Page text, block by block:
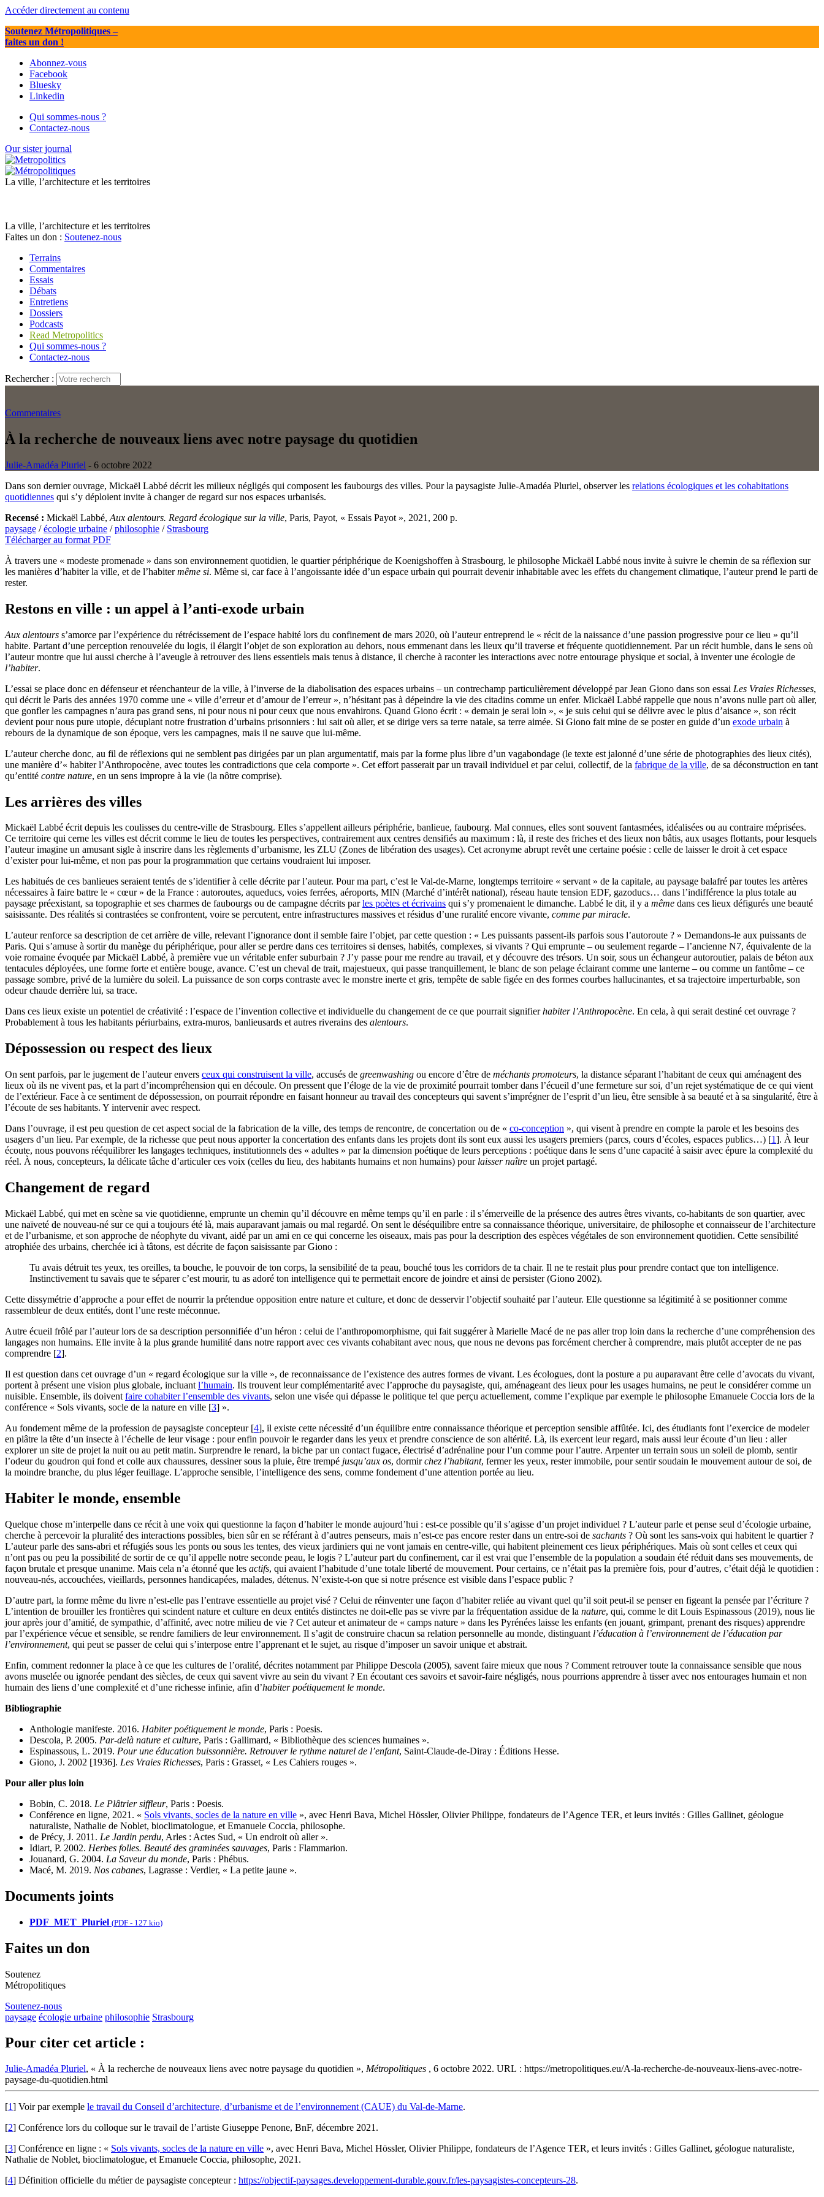
Accéder directement au contenu
Soutenez Métropolitiques–
faites un don !
Abonnez-vous
Facebook
Bluesky
Linkedin
Qui sommes-nous ?
Contactez-nous
Our sister journal
La ville, l’architecture et les territoires
La ville, l’architecture et les territoires
Faites un don : Soutenez-nous
Terrains
Commentaires
Essais
Débats
Entretiens
Dossiers
Podcasts
Read Metropolitics
Qui sommes-nous ?
Contactez-nous
Rechercher :
Commentaires
À la recherche de nouveaux liens avec notre paysage du quotidien
Julie-Amadéa Pluriel - 6 octobre 2022
Dans son dernier ouvrage, Mickaël Labbé décrit les milieux négligés qui composent les faubourgs des villes. Pour la paysagiste Julie-Amadéa Pluriel, observer les relations écologiques et les cohabitations
quotidiennes qui s’y déploient invite à changer de regard sur nos espaces urbanisés.
Recensé : Mickaël Labbé, Aux alentours. Regard écologique sur la ville, Paris, Payot, « Essais Payot », 2021, 200 p.
paysage /écologie urbaine /philosophie / Strasbourg
Télécharger au format PDF
À travers une « modeste promenade » dans son environnement quotidien, le quartier périphérique de Koenigshoffen à Strasbourg, le philosophe Mickaël Labbé nous invite à suivre le chemin de sa réflexion sur
les manières d’habiter la ville, et de l’habitermême si. Même si, car face à l’angoissante idée d’un espace urbain qui pourrait devenir inhabitable avec les effets du changement climatique, l’auteur prend le parti de
rester.
Restons en ville : un appel à l’anti-exode urbain
Aux alentours s’amorce par l’expérience du rétrécissement de l’espace habité lors du confinement de mars 2020, où l’auteur entreprend le « récit de la naissance d’une passion progressive pour ce lieu » qu’il
habite. Partant d’une perception renouvelée du logis, il élargit l’objet de son exploration au dehors, nous emmenant dans les lieux qu’il traverse et fréquente quotidiennement. Par un récit humble, dans le sens où
l’auteur montre que lui aussi cherche à l’aveugle à retrouver des liens essentiels mais tenus à distance, il cherche à raconter les interactions avec notre entourage physique et social, à inventer une écologie de
l’habiter.
L’essai se place donc en défenseur et réenchanteur de la ville, à l’inverse de la diabolisation des espaces urbains – un contrechamp particulièrement développé par Jean Giono dans son essai Les Vraies Richesses,
qui décrit le Paris des années 1970 comme une « ville d’erreur et d’amour de l’erreur », n’hésitant pas à dépeindre la vie des citadins comme un enfer. Mickaël Labbé rappelle que nous n’avons nulle part où aller,
que gonfler les campagnes n’aura pas grand sens, ni pour nous ni pour ceux que nous envahirons. Quand Giono écrit : « demain je serai loin », « je suis celui qui se délivre avec le plus d’aisance », son récit
devient pour nous pure utopie, décuplant notre frustration d’urbains prisonniers : lui sait où aller, et se dirige vers sa terre natale, sa terre aimée. Si Giono fait mine de se poster en guide d’un exode urbain à
rebours de la dynamique de son époque, vers les campagnes, mais il ne sauve que lui-même.
L’auteur cherche donc, au fil de réflexions qui ne semblent pas dirigées par un plan argumentatif, mais par la forme plus libre d’un vagabondage (le texte est jalonné d’une série de photographies des lieux cités),
une manière d’« habiter l’Anthropocène, avec toutes les contradictions que cela comporte ». Cet effort passerait par un travail individuel et par celui, collectif, de la fabrique de la ville, de sa déconstruction en tant
qu’entité contre nature, en un sens impropre à la vie (la nôtre comprise).
Les arrières des villes
Mickaël Labbé écrit depuis les coulisses du centre-ville de Strasbourg. Elles s’appellent ailleurs périphérie, banlieue, faubourg. Mal connues, elles sont souvent fantasmées, idéalisées ou au contraire méprisées.
Ce territoire qui cerne les villes est décrit comme le lieu de toutes les perspectives, contrairement aux centres densifiés au maximum : là, il reste des friches et des lieux non bâtis, aux usages flottants, pour lesquels
l’auteur imagine un amusant sigle à inscrire dans les règlements d’urbanisme, les ZLU (Zones de libération des usages). Cet acronyme abrupt revêt une certaine poésie : celle de laisser le droit à cet espace
d’exister pour lui-même, et non pas pour la programmation que certains voudraient lui imposer.
Les habitués de ces banlieues seraient tentés de s’identifier à celle décrite par l’auteur. Pour ma part, c’est le Val-de-Marne, longtemps territoire « servant » de la capitale, au paysage balafré par toutes les artères
nécessaires à faire battre le « cœur » de la France : autoroutes, aqueducs, voies ferrées, aéroports, MIN (Marché d’intérêt national), réseau haute tension EDF, gazoducs… dans l’indifférence la plus totale au
paysage préexistant, sa topographie et ses charmes de faubourgs ou de campagne décrits parles poètes et écrivains qui s’y promenaient le dimanche. Labbé le dit, il y a même dans ces lieux défigurés une beauté
saisissante. Des réalités si contrastées se confrontent, voire se percutent, entre infrastructures massives et résidus d’une ruralité encore vivante, comme par miracle.
L’auteur renforce sa description de cet arrière de ville, relevant l’ignorance dont il semble faire l’objet, par cette question : « Les puissants passent-ils parfois sous l’autoroute ? » Demandons-le aux puissants de
Paris. Qui s’amuse à sortir du manège du périphérique, pour aller se perdre dans ces territoires si denses, habités, complexes, si vivants ? Qui emprunte – ou seulement regarde – l’ancienne N7, équivalente de la
voie romaine évoquée par Mickaël Labbé, à première vue un véritable enfer suburbain ? J’y passe pour me rendre au travail, et y découvre des trésors. Un soir, sous un échangeur autoroutier, palais de béton aux
tentacules déployées, une forme forte et entière bouge, avance. C’est un cheval de trait, majestueux, qui passe tranquillement, le blanc de son pelage éclairant comme une lanterne – ou comme un fantôme – ce
passage sombre, privé de la lumière du soleil. La puissance de son corps contraste avec le monstre inerte et gris, tempête de sable figée en des formes courbes hallucinantes, et sa trajectoire imperturbable, son
odeur chaude derrière lui, sa trace.
Dans ces lieux existe un potentiel de créativité : l’espace de l’invention collective et individuelle du changement de ce que pourrait signifierhabiter l’Anthropocène. En cela, à qui serait destiné cet ouvrage ?
Probablement à tous les habitants périurbains, extra-muros, banlieusards et autres riverains des alentours.
Dépossession ou respect des lieux
On sent parfois, par le jugement de l’auteur envers ceux qui construisent la ville, accusés de greenwashing ou encore d’être de méchants promoteurs, la distance séparant l’habitant de ceux qui aménagent des
lieux où ils ne vivent pas, et la part d’incompréhension qui en découle. On pressent que l’éloge de la vie de proximité pourrait tomber dans l’écueil d’une fermeture sur soi, d’un rejet systématique de ce qui vient
de l’extérieur. Face à ce sentiment de dépossession, on pourrait répondre en faisant honneur au travail des concepteurs qui savent s’imprégner de l’esprit d’un lieu, être sensible à sa beauté et à sa singularité, être à
l’écoute de ses habitants. Y intervenir avec respect.
Dans l’ouvrage, il est peu question de cet aspect social de la fabrication de la ville, des temps de rencontre, de concertation ou de « co-conception », qui visent à prendre en compte la parole et les besoins des
usagers d’un lieu. Par exemple, de la richesse que peut nous apporter la concertation des enfants dans les projets dont ils sont eux aussi les usagers premiers (parcs, cours d’écoles, espaces publics…) [1]. À leur
écoute, nous pouvons rééquilibrer les langages techniques, institutionnels des « adultes » par la dimension poétique de leurs perceptions : poétique dans le sens d’une capacité à saisir avec épure la complexité du
réel. À nous, concepteurs, la délicate tâche d’articuler ces voix (celles du lieu, des habitants humains et non humains) pour laisser naître un projet partagé.
Changement de regard
Mickaël Labbé, qui met en scène sa vie quotidienne, emprunte un chemin qu’il découvre en même temps qu’il en parle : il s’émerveille de la présence des autres êtres vivants, co-habitants de son quartier, avec
une naïveté de nouveau-né sur ce qui a toujours été là, mais auparavant jamais ou mal regardé. On sent le déséquilibre entre sa connaissance théorique, universitaire, de philosophe et connaisseur de l’architecture
et de l’urbanisme, et son approche de néophyte du vivant, aidé par un ami en ce qui concerne les oiseaux, mais pas pour la description des espèces végétales de son environnement quotidien. Cette sensibilité
atrophiée des urbains, cherchée ici à tâtons, est décrite de façon saisissante par Giono :
Tu avais détruit tes yeux, tes oreilles, ta bouche, le pouvoir de ton corps, la sensibilité de ta peau, bouché tous les corridors de ta chair. Il ne te restait plus pour prendre contact que ton intelligence.
Instinctivement tu savais que te séparer c’est mourir, tu as adoré ton intelligence qui te permettait encore de joindre et ainsi de persister (Giono 2002).
Cette dissymétrie d’approche a pour effet de nourrir la prétendue opposition entre nature et culture, et donc de desservir l’objectif souhaité par l’auteur. Elle questionne sa légitimité à se positionner comme
rassembleur de deux entités, dont l’une reste méconnue.
Autre écueil frôlé par l’auteur lors de sa description personnifiée d’un héron : celui de l’anthropomorphisme, qui fait suggérer à Marielle Macé de ne pas aller trop loin dans la recherche d’une compréhension des
langages non humains. Elle invite à la plus grande humilité dans notre rapport avec ces vivants cohabitant avec nous, que nous ne devons pas forcément chercher à comprendre, mais plutôt accepter de ne pas
comprendre [2].
Il est question dans cet ouvrage d’un « regard écologique sur la ville », de reconnaissance de l’existence des autres formes de vivant. Les écologues, dont la posture a pu auparavant être celle d’avocats du vivant,
portent à présent une vision plus globale, incluant l’humain. Ils trouvent leur complémentarité avec l’approche du paysagiste, qui, aménageant des lieux pour les usages humains, ne peut le considérer comme un
nuisible. Ensemble, ils doivent faire cohabiter l’ensemble des vivants, selon une visée qui dépasse le politique tel que perçu actuellement, comme l’explique par exemple le philosophe Emanuele Coccia lors de la
conférence « Sols vivants, socle de la nature en ville [3] ».
Au fondement même de la profession de paysagiste concepteur[4], il existe cette nécessité d’un équilibre entre connaissance théorique et perception sensible affûtée. Ici, des étudiants font l’exercice de modeler
en plâtre la tête d’un insecte à l’échelle de leur visage : pour enfin pouvoir le regarder dans les yeux et prendre conscience de son altérité. Là, ils exercent leur regard, mais aussi leur écoute d’un lieu : aller
explorer un site de projet la nuit ou au petit matin. Surprendre le renard, la biche par un contact fugace, électrisé d’adrénaline pour l’un comme pour l’autre. Arpenter un terrain sous un soleil de plomb, sentir
l’odeur du goudron qui fond et colle aux chaussures, dessiner sous la pluie, être trempé jusqu’aux os, dormirchez l’habitant, fermer les yeux, rester immobile, pour sentir soudain le mouvement autour de soi, de
la moindre branche, du plus léger feuillage. L’approche sensible, l’intelligence des sens, comme fondement d’une attention portée au lieu.
Habiter le monde, ensemble
Quelque chose m’interpelle dans ce récit à une voix qui questionne la façon d’habiter le monde aujourd’hui : est-ce possible qu’il s’agisse d’un projet individuel ? L’auteur parle et pense seul d’écologie urbaine,
cherche à percevoir la pluralité des interactions possibles, bien sûr en se référant à d’autres penseurs, mais n’est-ce pas encore rester dans un entre-soi de sachants ? Où sont les sans-voix qui habitent le quartier ?
L’auteur parle des sans-abri et réfugiés sous les ponts ou sous les tentes, des vieux jardiniers qui ne vont jamais en centre-ville, qui habitent pleinement ces lieux périphériques. Mais où sont celles et ceux qui
n’ont pas ou peu la possibilité de sortir de ce qu’il appelle notre seconde peau, le logis ? L’auteur part du confinement, car il est vrai que l’ensemble de la population a soudain été réduit dans ses mouvements, de
façon brutale et presque unanime. Mais cela n’a étonné que les actifs, qui avaient l’habitude d’une totale liberté de mouvement. Pour certains, ce n’était pas la première fois, pour d’autres, c’était déjà le quotidien :
nouveau-nés, accouchées, vieillards, personnes handicapées, malades, détenus. N’existe-t-on que si notre présence est visible dans l’espace public ?
D’autre part, la forme même du livre n’est-elle pas l’entrave essentielle au projet visé ? Celui de réinventer une façon d’habiter reliée au vivant quel qu’il soit peut-il se penser en figeant la pensée par l’écriture ?
L’intention de brouiller les frontières qui scindent nature et culture en deux entités distinctes ne doit-elle pas se vivre par la fréquentation assidue de la nature, qui, comme le dit Louis Espinassous (2019), nous lie
jour après jour d’amitié, de sympathie, d’affinité, avec notre milieu de vie ? Cet auteur et animateur de « camps nature » dans les Pyrénées laisse les enfants (en jouant, grimpant, prenant des risques) apprendre
par l’expérience vécue et sensible, se rendre familiers de leur environnement. Il s’agit de construire chacun sa relation personnelle au monde, distinguant l’éducation à l’environnement de l’éducation par
l’environnement, qui peut se passer de celui qui s’interpose entre l’apprenant et le sujet, au risque d’imposer un savoir unique et abstrait.
Enfin, comment redonner la place à ce que les cultures de l’oralité, décrites notamment par Philippe Descola (2005), savent faire mieux que nous ? Comment retrouver toute la connaissance sensible que nous
avons muselée ou ignorée pendant des siècles, de ceux qui savent vivre au sein du vivant ? En écoutant ces savoirs et savoir-faire négligés, nous pourrions apprendre à tisser avec nos entourages humain et non
humain des liens d’une complexité et d’une richesse infinie, afin d’habiter poétiquement le monde.
Bibliographie
Anthologie manifeste. 2016. Habiter poétiquement le monde, Paris : Poesis.
Descola, P. 2005. Par-delà nature et culture, Paris : Gallimard, « Bibliothèque des sciences humaines ».
Espinassous, L. 2019. Pour une éducation buissonnière. Retrouver le rythme naturel de l’enfant, Saint-Claude-de-Diray : Éditions Hesse.
Giono, J. 2002 [1936]. Les Vraies Richesses, Paris : Grasset, « Les Cahiers rouges ».
Pour aller plus loin
Bobin, C. 2018. Le Plâtrier siffleur, Paris : Poesis.
Conférence en ligne, 2021. « Sols vivants, socles de la nature en ville », avec Henri Bava, Michel Hössler, Olivier Philippe, fondateurs de l’Agence TER, et leurs invités : Gilles Gallinet, géologue
naturaliste, Nathalie de Noblet, bioclimatologue, et Emanuele Coccia, philosophe.
de Précy, J. 2011. Le Jardin perdu, Arles : Actes Sud, « Un endroit où aller ».
Idiart, P. 2002. Herbes folles. Beauté des graminées sauvages, Paris : Flammarion.
Jouanard, G. 2004. La Saveur du monde, Paris : Phébus.
Macé, M. 2019. Nos cabanes, Lagrasse : Verdier, « La petite jaune ».
Documents joints
PDF_MET_Pluriel (PDF - 127 kio)
Faites un don
Soutenez
Métropolitiques
Soutenez-nous
paysage écologie urbaine philosophie Strasbourg
Pour citer cet article :
Julie-Amadéa Pluriel, « À la recherche de nouveaux liens avec notre paysage du quotidien », Métropolitiques , 6 octobre 2022. URL : https://metropolitiques.eu/A-la-recherche-de-nouveaux-liens-avec-notre-
paysage-du-quotidien.html
[1] Voir par exemple le travail du Conseil d’architecture, d’urbanisme et de l’environnement (CAUE) du Val-de-Marne.
[2] Conférence lors du colloque sur le travail de l’artiste Giuseppe Penone, BnF, décembre 2021.
[3] Conférence en ligne : « Sols vivants, socles de la nature en ville », avec Henri Bava, Michel Hössler, Olivier Philippe, fondateurs de l’Agence TER, et leurs invités : Gilles Gallinet, géologue naturaliste,
Nathalie de Noblet, bioclimatologue, et Emanuele Coccia, philosophe, 2021.
[4] Définition officielle du métier de paysagiste concepteur : https://objectif-paysages.developpement-durable.gouv.fr/les-paysagistes-concepteurs-28.